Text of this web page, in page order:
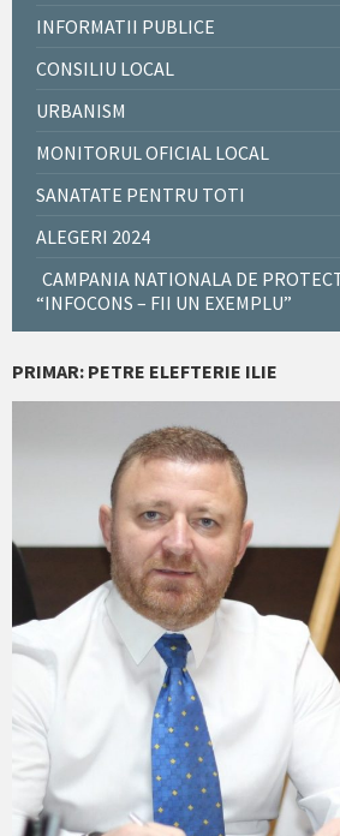
INFORMATII PUBLICE
CONSILIU LOCAL
URBANISM
MONITORUL OFICIAL LOCAL
SANATATE PENTRU TOTI
ALEGERI 2024
CAMPANIA NATIONALA DE
“INFOCONS – FII UN EXEMPLU”
PRIMAR: PETRE ELEFTERIE ILIE